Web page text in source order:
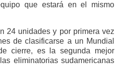
que estará en el mismo
24 unidades y por primera vez
de clasificarse a un Mundial
cierre, es la segunda mejor
eliminatorias sudamericanas